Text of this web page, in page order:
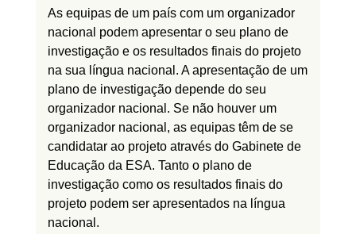
As equipas de um país com um organizador
nacional podem apresentar o seu plano de
investigação e os resultados finais do projeto
na sua língua nacional. A apresentação de um
plano de investigação depende do seu
organizador nacional. Se não houver um
organizador nacional, as equipas têm de se
candidatar ao projeto através do Gabinete de
Educação da ESA. Tanto o plano de
investigação como os resultados finais do
projeto podem ser apresentados na língua
nacional.